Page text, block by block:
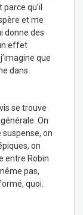
qu’il
et me
donne des
effet
que
dans
se trouve
On
suspense, on
on
entre Robin
pas,
quoi.